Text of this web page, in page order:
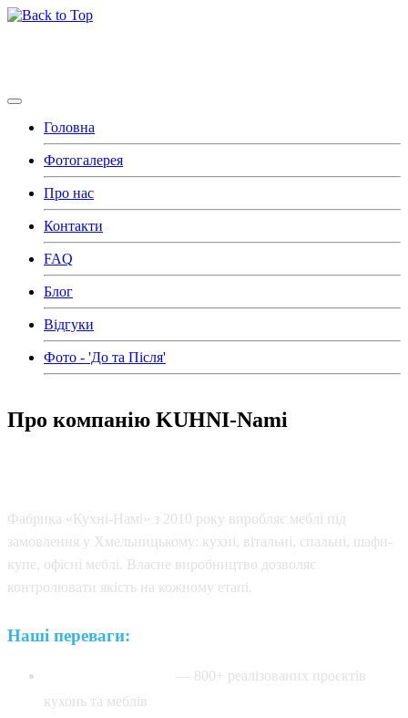
Головна
Фотогалерея
Про нас
Контакти
FAQ
Блог
Відгуки
Фото - 'До та Після'
Про компанію KUHNI-Nami
Фабрика «Кухні-Намі» з 2010 року виробляє меблі під
замовлення у Хмельницькому: кухні, вітальні, спальні, шафи-
купе, офісні меблі. Власне виробництво дозволяє
контролювати якість на кожному етапі.
Наші переваги:
— 800+ реалізованих проєктів
кухонь та меблів